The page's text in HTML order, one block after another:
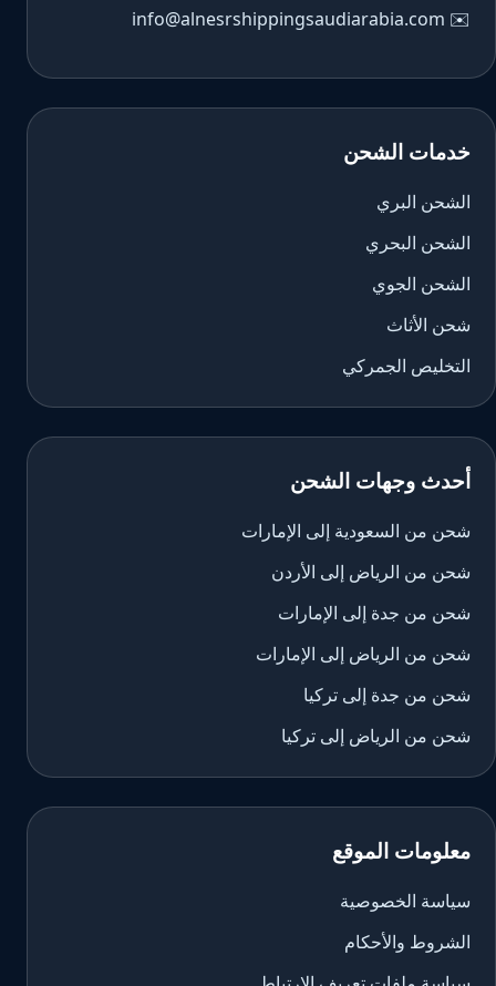
✉️
info@alnesrshippingsaudiarabia.com
خدمات الشحن
الشحن البري
الشحن البحري
الشحن الجوي
شحن الأثاث
التخليص الجمركي
أحدث وجهات الشحن
شحن من السعودية إلى الإمارات
شحن من الرياض إلى الأردن
شحن من جدة إلى الإمارات
شحن من الرياض إلى الإمارات
شحن من جدة إلى تركيا
شحن من الرياض إلى تركيا
معلومات الموقع
سياسة الخصوصية
الشروط والأحكام